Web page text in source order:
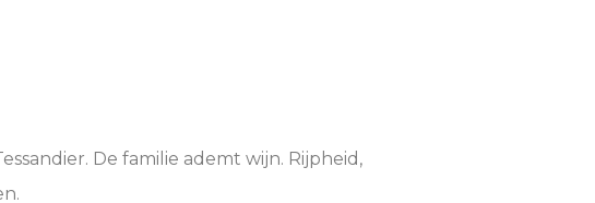
De familie ademt wijn. Rijpheid,